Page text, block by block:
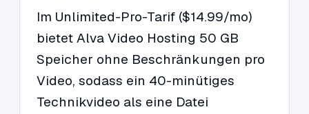
Im Unlimited-Pro-Tarif ($14.99/mo)
bietet Alva Video Hosting 50 GB
Speicher ohne Beschränkungen pro
Video, sodass ein 40-minütiges
Technikvideo als eine Datei